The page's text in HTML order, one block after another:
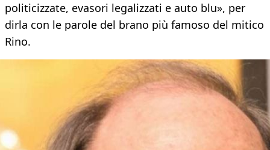
politicizzate, evasori legalizzati e auto blu», per
dirla con le parole del brano più famoso del mitico
Rino.